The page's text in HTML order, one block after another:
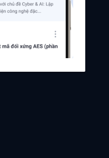
Đề xuất hệ thống